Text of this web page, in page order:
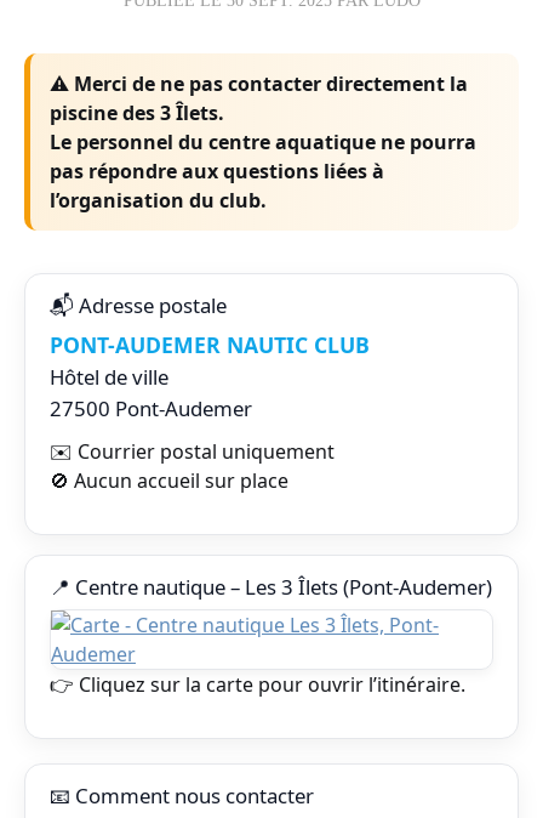
⚠️ Merci de ne pas contacter directement la
piscine des 3 Îlets.
Le personnel du centre aquatique ne pourra
pas répondreaux questions liées à
l’organisation du club.
📬 Adresse postale
PONT-AUDEMER NAUTIC CLUB
Hôtel de ville
27500 Pont-Audemer
✉️ Courrier postal uniquement
🚫 Aucun accueil sur place
📍 Centre nautique – Les 3 Îlets (Pont-Audemer)
👉 Cliquez sur la carte pour ouvrir l’itinéraire.
📧 Comment nous contacter